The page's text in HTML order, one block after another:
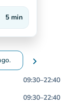
5 min
as datas
chevron_right
09:30–22:40
09:30–22:40